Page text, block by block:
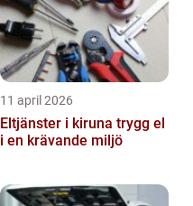
11 april 2026
Eltjänster i kiruna trygg el
i en krävande miljö